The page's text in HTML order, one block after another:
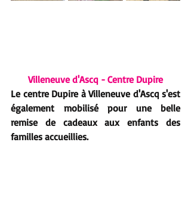
Villeneuve d'Ascq - Centre Dupire
Le centre Dupire à Villeneuve d'Ascq s'est
également mobilisé pour une belle
remise de cadeaux aux enfants des
familles accueillies.